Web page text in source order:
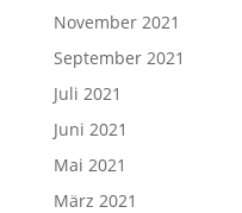
November 2021
September 2021
Juli 2021
Juni 2021
Mai 2021
März 2021